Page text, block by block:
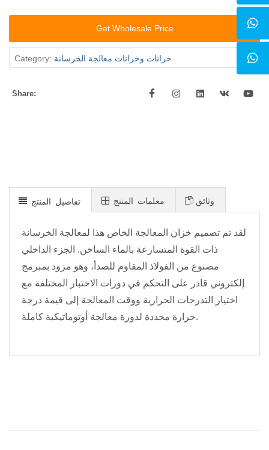
Get Wholesale Price
Category: خزانات وخزانات معالجة الخرسانة
Share:
تفاصيل المنتج معلمات المنتج وثائق
لقد تم تصميم خزان المعالجة الخاص هذا لمعالجة الخرسانة
ذات القوة المتسارعة بالماء الساخن. الجزء الداخلي
مصنوع من الفولاذ المقاوم للصدأ، وهو مزود بمبرمج
إلكتروني قادر على التحكم في دورات الاختبار المختلفة مع
اختيار التدرجات الحرارية ووقت المعالجة إلى قيمة درجة
حرارة محددة لدورة معالجة أوتوماتيكية كاملة.